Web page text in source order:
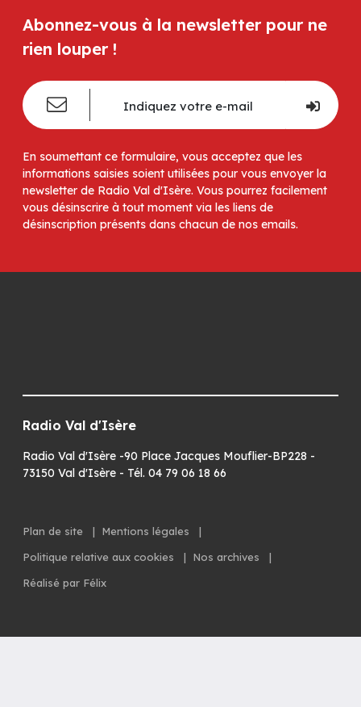
Abonnez-vous à la newsletter pour ne
rien louper !
En soumettant ce formulaire, vous acceptez que les
informations saisies soient utilisées pour vous envoyer la
newsletter de Radio Val d'Isère. Vous pourrez facilement
vous désinscrire à tout moment via les liens de
désinscription présents dans chacun de nos emails.
Radio Val d'Isère
Radio Val d'Isère -90 Place Jacques Mouflier-BP228 -
73150 Val d'Isère - Tél. 04 79 06 18 66
Plan de site | Mentions légales
|
Politique relative aux cookies
| Nos archives
|
Réalisé par Félix